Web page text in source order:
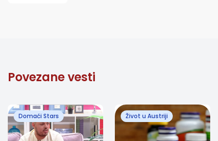
Povezane vesti
Domaći Stars Život u Austriji